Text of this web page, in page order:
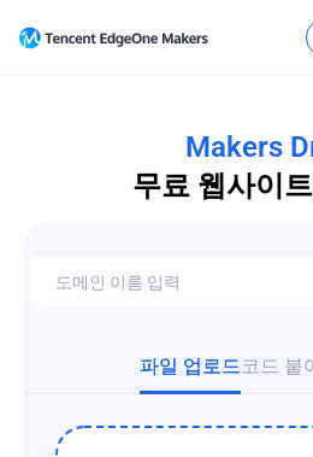
Makers
무료 웹사이
파일 업로드코드 붙